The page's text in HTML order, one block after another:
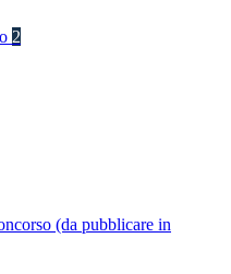
2
(da pubblicare in